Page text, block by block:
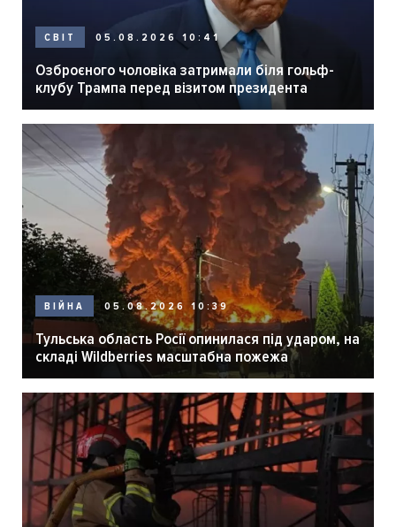
СВІТ 05.08.2026 10:41
Озброєного чоловіка затримали біля гольф-
клубу Трампа перед візитом президента
ВІЙНА 05.08.2026 10:39
Тульська область Росії опинилася під ударом, на
складі Wildberries масштабна пожежа